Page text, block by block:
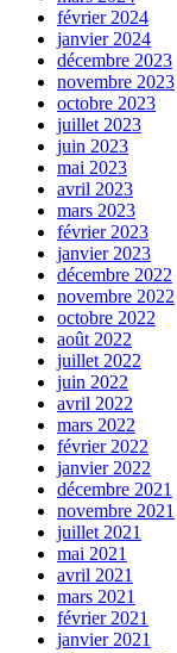
février 2024
janvier 2024
décembre 2023
novembre 2023
octobre 2023
juillet 2023
juin 2023
mai 2023
avril 2023
mars 2023
février 2023
janvier 2023
décembre 2022
novembre 2022
octobre 2022
août 2022
juillet 2022
juin 2022
avril 2022
mars 2022
février 2022
janvier 2022
décembre 2021
novembre 2021
juillet 2021
mai 2021
avril 2021
mars 2021
février 2021
janvier 2021